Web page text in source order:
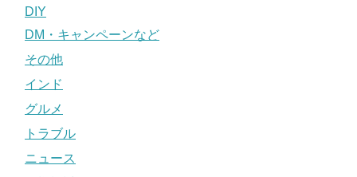
DIY
DM・キャンペーンなど
その他
インド
グルメ
トラブル
ニュース